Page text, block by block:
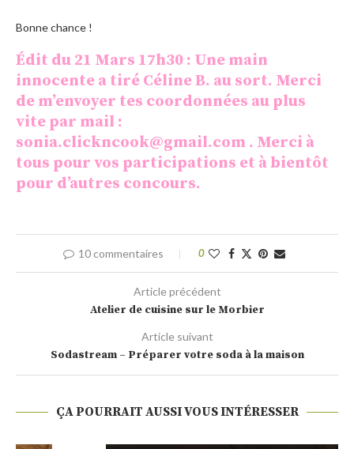
Bonne chance !
Édit du 21 Mars 17h30 : Une main
innocente a tiré Céline B. au sort. Merci
de m’envoyer tes coordonnées au plus
vite par mail :
sonia.clickncook@gmail.com . Merci à
tous pour vos participations et à bientôt
pour d’autres concours.
10 commentaires 0
Article précédent
Atelier de cuisine sur le Morbier
Article suivant
Sodastream – Préparer votre soda à la maison
ÇA POURRAIT AUSSI VOUS INTÉRESSER